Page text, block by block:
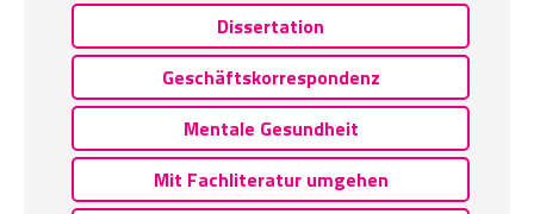
Dissertation
Geschäftskorrespondenz
Mentale Gesundheit
Mit Fachliteratur umgehen